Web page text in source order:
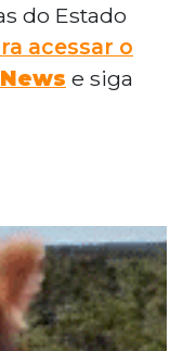
do Estado
acessar o
e siga